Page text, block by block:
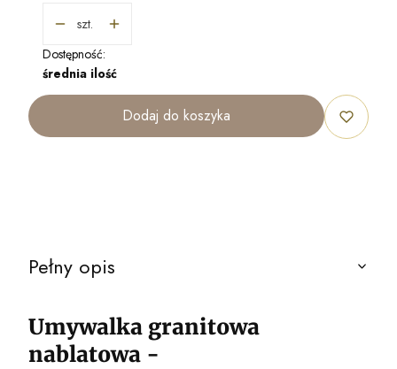
szt.
Dostępność:
średnia ilość
Dodaj do koszyka
Pełny opis
Umywalka granitowa
nablatowa -